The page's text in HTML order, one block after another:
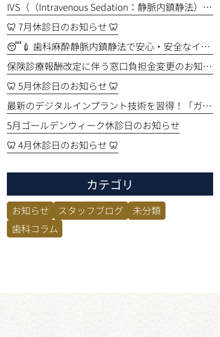
IVS（（Intravenous Sedation：静脈内鎮静法））セミナーを受講しました🦷✨ ～より安全なインプラント治療のために～
🦷 7月休診日のお知らせ 🦷
😴💉 歯科麻酔静脈内鎮静法で安心・安全なインプラント手術🦷
保険診療報酬改定に伴う窓口負担金変更のお知らせ
🦷 5月休診日のお知らせ 🦷
最新のデジタルインプラント技術を習得！「ガイド手術セミナー」に参加してきました🦷✨
5月ゴールデンウィーク休診日のお知らせ
🦷 4月休診日のお知らせ 🦷
カテゴリ
お知らせ スタッフブログ
未分類
歯科コラム